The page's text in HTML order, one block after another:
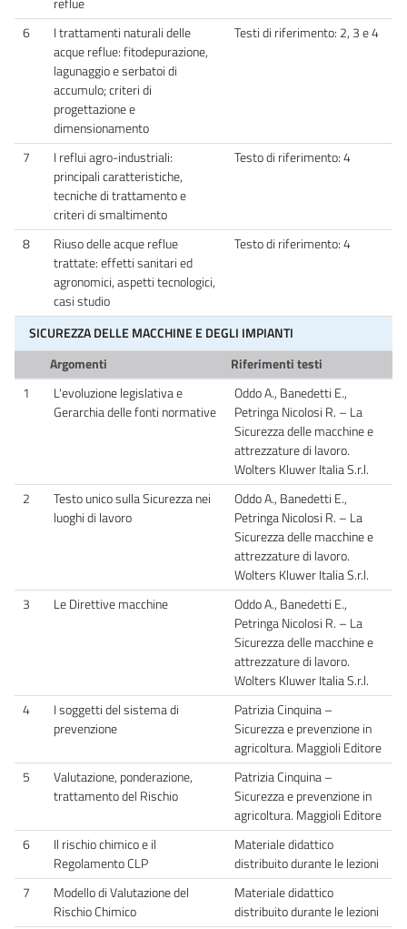
6
I trattamenti naturali delle
acque reflue: fitodepurazione,
lagunaggio e serbatoi di
accumulo; criteri di
progettazione e
dimensionamento
Testi di riferimento: 2, 3 e 4
7
I reflui agro-industriali:
principali caratteristiche,
tecniche di trattamento e
criteri di smaltimento
Testo di riferimento: 4
8
Riuso delle acque reflue
trattate: effetti sanitari ed
agronomici, aspetti tecnologici,
casi studio
Testo di riferimento: 4
SICUREZZA DELLE MACCHINE E DEGLI IMPIANTI
Argomenti
Riferimenti testi
1
L'evoluzione legislativa e
Gerarchia delle fonti normative
Oddo A., Banedetti E.,
Petringa Nicolosi R. – La
Sicurezza delle macchine e
attrezzature di lavoro.
Wolters Kluwer Italia S.r.l.
2
Testo unico sulla Sicurezza nei
luoghi di lavoro
Oddo A., Banedetti E.,
Petringa Nicolosi R. – La
Sicurezza delle macchine e
attrezzature di lavoro.
Wolters Kluwer Italia S.r.l.
3
Le Direttive macchine
Oddo A., Banedetti E.,
Petringa Nicolosi R. – La
Sicurezza delle macchine e
attrezzature di lavoro.
Wolters Kluwer Italia S.r.l.
4
I soggetti del sistema di
prevenzione
Patrizia Cinquina –
Sicurezza e prevenzione in
agricoltura. Maggioli Editore
5
Valutazione, ponderazione,
trattamento del Rischio
Patrizia Cinquina –
Sicurezza e prevenzione in
agricoltura. Maggioli Editore
6
Il rischio chimico e il
Regolamento CLP
Materiale didattico
distribuito durante le lezioni
7
Modello di Valutazione del
Rischio Chimico
Materiale didattico
distribuito durante le lezioni